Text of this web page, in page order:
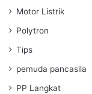
Motor Listrik
Polytron
Tips
pemuda pancasila
PP Langkat